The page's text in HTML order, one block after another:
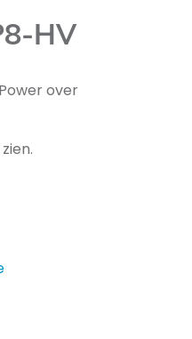
HV
over